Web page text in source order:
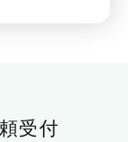
受付